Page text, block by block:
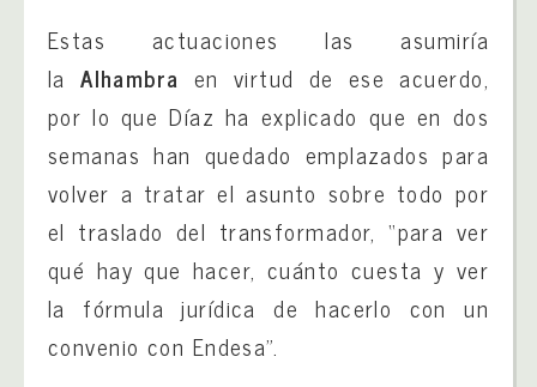
Estas actuaciones las asumiría
laAlhambra en virtud de ese acuerdo,
por lo que Díaz ha explicado que en dos
semanas han quedado emplazados para
volver a tratar el asunto sobre todo por
el traslado del transformador, “para ver
qué hay que hacer, cuánto cuesta y ver
la fórmula jurídica de hacerlo con un
convenio con Endesa”.